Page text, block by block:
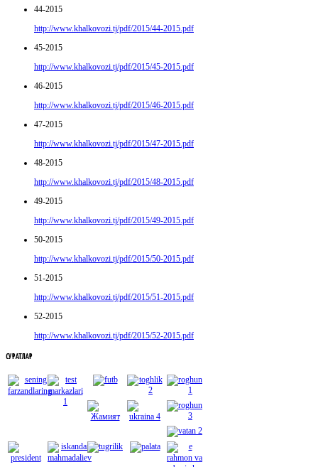
44-2015
http://www.khalkovozi.tj/pdf/2015/44-2015.pdf
45-2015
http://www.khalkovozi.tj/pdf/2015/45-2015.pdf
46-2015
http://www.khalkovozi.tj/pdf/2015/46-2015.pdf
47-2015
http://www.khalkovozi.tj/pdf/2015/47-2015.pdf
48-2015
http://www.khalkovozi.tj/pdf/2015/48-2015.pdf
49-2015
http://www.khalkovozi.tj/pdf/2015/49-2015.pdf
50-2015
http://www.khalkovozi.tj/pdf/2015/50-2015.pdf
51-2015
http://www.khalkovozi.tj/pdf/2015/51-2015.pdf
52-2015
http://www.khalkovozi.tj/pdf/2015/52-2015.pdf
СУРАТЛАР